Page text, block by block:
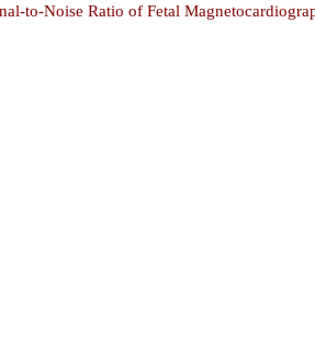
to-Noise Ratio of Fetal